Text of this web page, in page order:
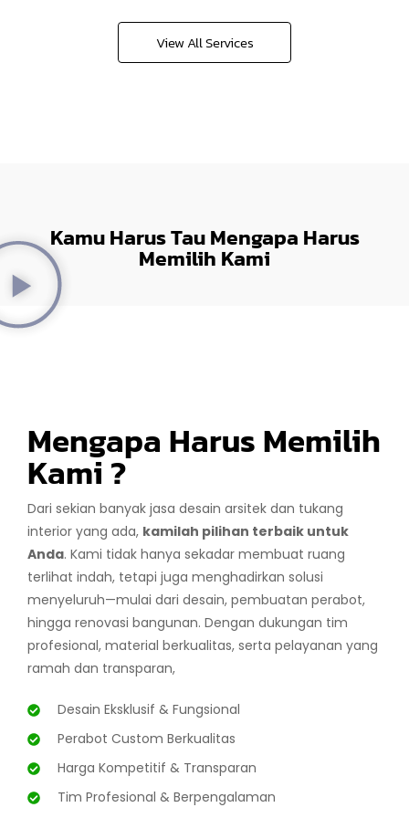
View All Services
Kamu Harus Tau Mengapa Harus
Memilih Kami
Mengapa Harus Memilih
Kami ?
Dari sekian banyak jasa desain arsitek dan tukang
interior yang ada, kamilah pilihan terbaik untuk
Anda. Kami tidak hanya sekadar membuat ruang
terlihat indah, tetapi juga menghadirkan solusi
menyeluruh—mulai dari desain, pembuatan perabot,
hingga renovasi bangunan. Dengan dukungan tim
profesional, material berkualitas, serta pelayanan yang
ramah dan transparan,
Desain Eksklusif & Fungsional
Perabot Custom Berkualitas
Harga Kompetitif & Transparan
Tim Profesional & Berpengalaman